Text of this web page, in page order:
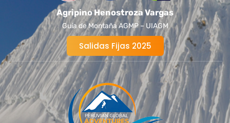
Agripino Henostroza Vargas
Guía de Montaña AGMP – UIAGM
Salidas Fijas 2025